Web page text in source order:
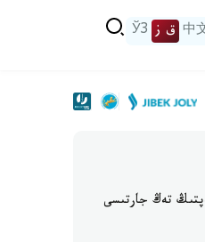
中 ق ز ЎЗ
مەكتەپتىڭ تەڭ جارتىسى